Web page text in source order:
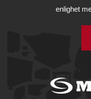
enlighet